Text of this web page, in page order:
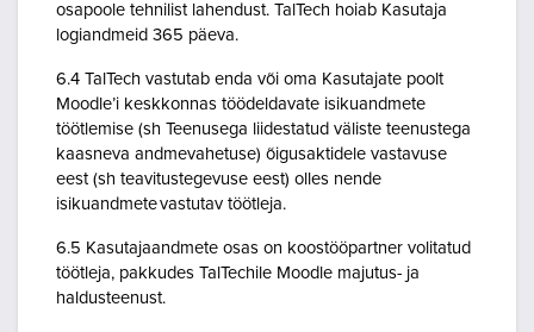
osapoole tehnilist lahendust. TalTech hoiab Kasutaja
logiandmeid 365 päeva.
6.4 TalTech vastutab enda või oma Kasutajate poolt
Moodle’i keskkonnas töödeldavate isikuandmete
töötlemise (sh Teenusega liidestatud väliste teenustega
kaasneva andmevahetuse) õigusaktidele vastavuse
eest (sh teavitustegevuse eest) olles nende
isikuandmete vastutav töötleja.
6.5 Kasutajaandmete osas on koostööpartner volitatud
töötleja, pakkudes TalTechile Moodle majutus- ja
haldusteenust.